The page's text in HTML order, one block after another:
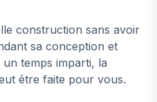
construction sans avoir
sa conception et
un temps imparti, la
être faite pour vous.